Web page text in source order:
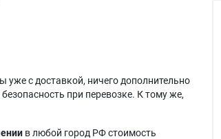
SP5000
уже с доставкой, ничего дополнительно
при перевозке. К тому же,
в любой город РФ стоимость